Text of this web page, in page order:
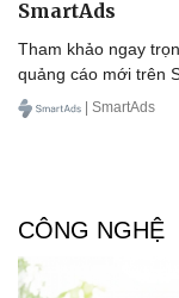
Doanh nghiệp
Thông tin doanh
Doanh nghiệp 24h
SmartAds
Tham khảo ngay
quảng cáo mới trên
| SmartAds
CÔNG NGHỆ